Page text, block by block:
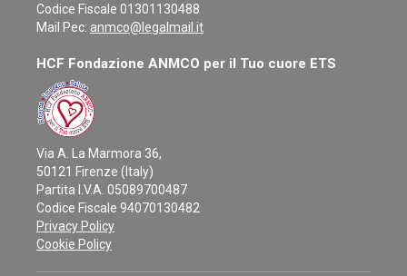
Codice Fiscale 01301130488
Mail Pec: anmco@legalmail.it
HCF Fondazione ANMCO per il Tuo cuore ETS
Via A. La Marmora 36,
50121 Firenze (Italy)
Partita I.V.A. 05089700487
Codice Fiscale 94070130482
Privacy Policy
Cookie Policy